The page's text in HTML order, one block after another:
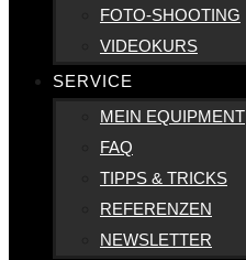
FOTO-SHOOTING
VIDEOKURS
SERVICE
MEIN EQUIPMENT
FAQ
TIPPS & TRICKS
REFERENZEN
NEWSLETTER